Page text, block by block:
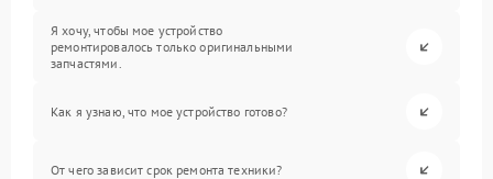
Я хочу, чтобы мое устройство
ремонтировалось только оригинальными
запчастями.
Как я узнаю, что мое устройство готово?
От чего зависит срок ремонта техники?